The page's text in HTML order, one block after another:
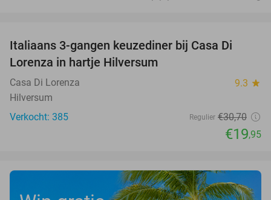
Italiaans 3-gangen keuzediner bij Casa Di
Lorenza in hartje Hilversum
Casa Di Lorenza 9.3 star
Hilversum
Verkocht: 385
Regulier €30,70
€19,95